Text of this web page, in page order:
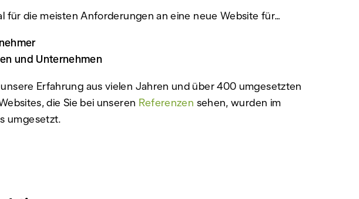
für die meisten Anforderungen an eine neue Website für…
und Unternehmen
Erfahrung aus vielen Jahren und über 400 umgesetzten
die Sie bei unseren Referenzen sehen, wurden im
umgesetzt.